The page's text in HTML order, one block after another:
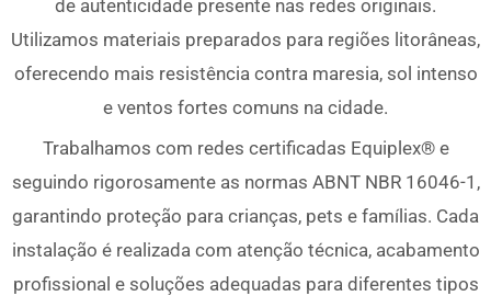
de autenticidade presente nas redes originais.
Utilizamos materiais preparados para regiões litorâneas,
oferecendo mais resistência contra maresia, sol intenso
e ventos fortes comuns na cidade.
Trabalhamos com redes certificadas Equiplex® e
seguindo rigorosamente as normas ABNT NBR 16046-1,
garantindo proteção para crianças, pets e famílias. Cada
instalação é realizada com atenção técnica, acabamento
profissional e soluções adequadas para diferentes tipos